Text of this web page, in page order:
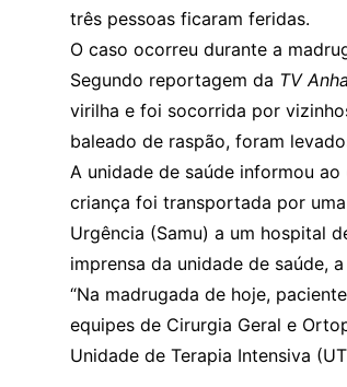
três pessoas ficaram feridas.
O caso ocorreu durante a
Segundo reportagem da TV
virilha e foi socorrida por
baleado de raspão, foram
A unidade de saúde informou ao
criança foi transportada por
Urgência (Samu) a um hospital
imprensa da unidade de saúde,
“Na madrugada de hoje,
equipes de Cirurgia Geral e
Unidade de Terapia Intensiva